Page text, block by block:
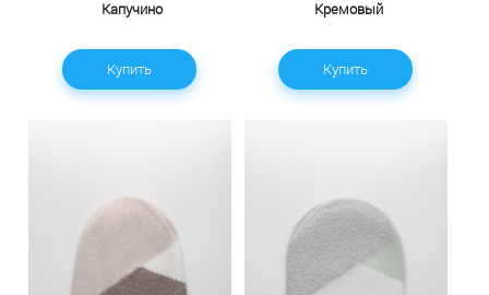
Капучино
Купить
Кремовый
Купить